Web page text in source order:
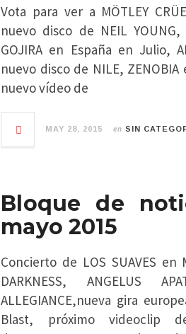
Vota para ver a MÖTLEY
nuevo disco de NEIL
GOJIRA en España en Julio,
nuevo disco de NILE, ZENOBIA
nuevo vídeo de
MAY 28, 2015 en SIN
Bloque de
mayo 2015
Concierto de LOS SUAVES
DARKNESS, ANGELUS
ALLEGIANCE,nueva gira
Blast, próximo videoclip